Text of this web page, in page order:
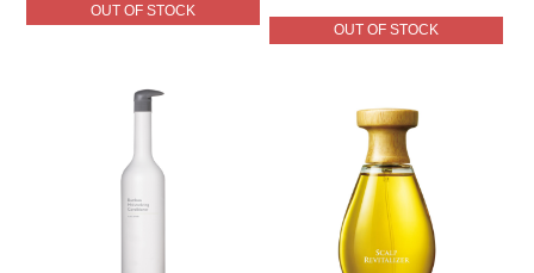
OUT OF STOCK
OUT OF STOCK